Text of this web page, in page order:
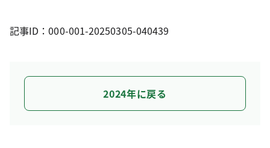
記事ID：000-001-20250305-040439
2024年に戻る